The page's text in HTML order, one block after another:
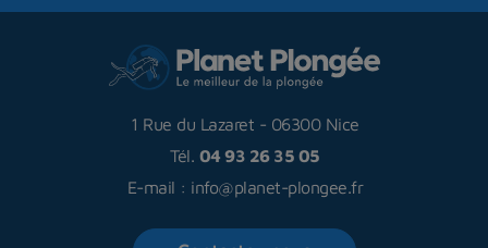
1 Rue du Lazaret - 06300 Nice
Tél. 04 93 26 35 05
E-mail : info@planet-plongee.fr